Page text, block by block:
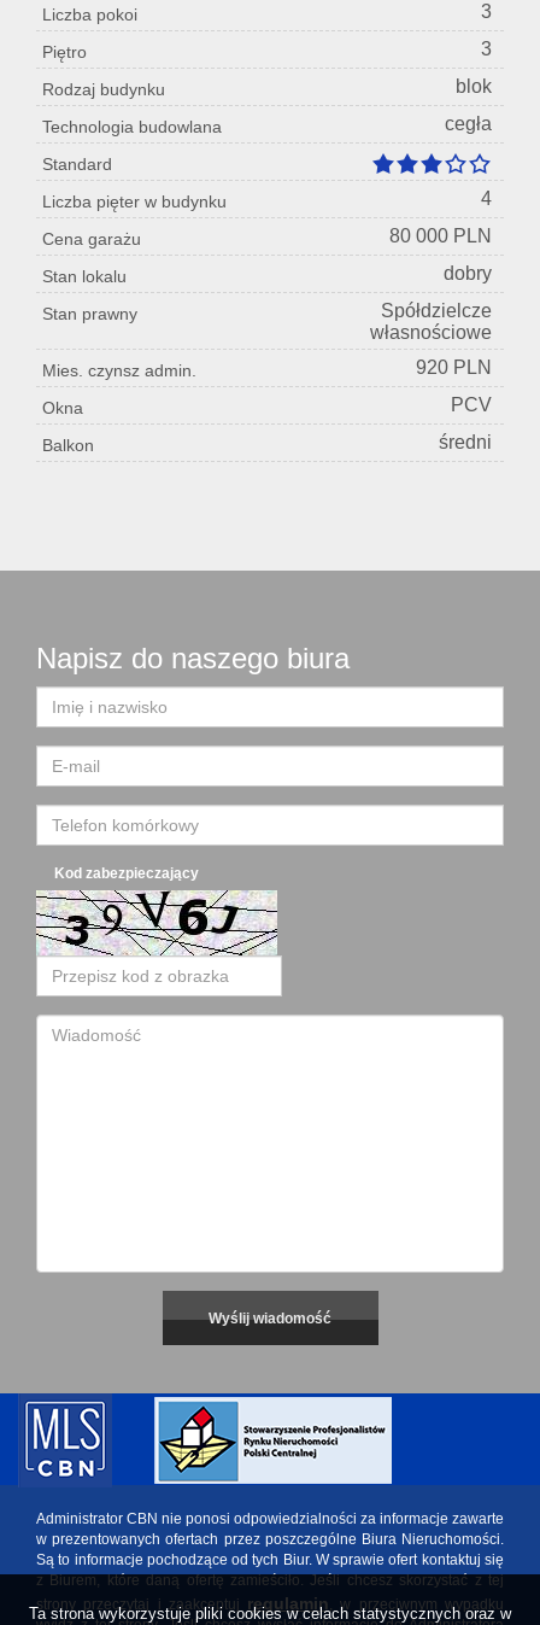
Liczba pokoi 3
Piętro 3
Rodzaj budynku blok
Technologia budowlana cegła
Standard
Liczba pięter w budynku
4
Cena garażu 80 000 PLN
Stan lokalu dobry
Stan prawny
Spółdzielcze
własnościowe
Mies. czynsz admin. 920 PLN
Okna PCV
Balkon średni
Napisz do naszego biura
Kod zabezpieczający
Administrator CBN nie ponosi odpowiedzialności za informacje zawarte
w prezentowanych ofertach przez poszczególne Biura Nieruchomości.
Są to informacje pochodzące od tych Biur. W sprawie ofert kontaktuj się
z Biurem, które daną ofertę zamieściło. Jeśli chcesz skorzystać z tej
strony przeczytaj i zaakceptuj regulamin, w przeciwnym wypadku
Ta strona wykorzystuje pliki cookies w celach statystycznych oraz w